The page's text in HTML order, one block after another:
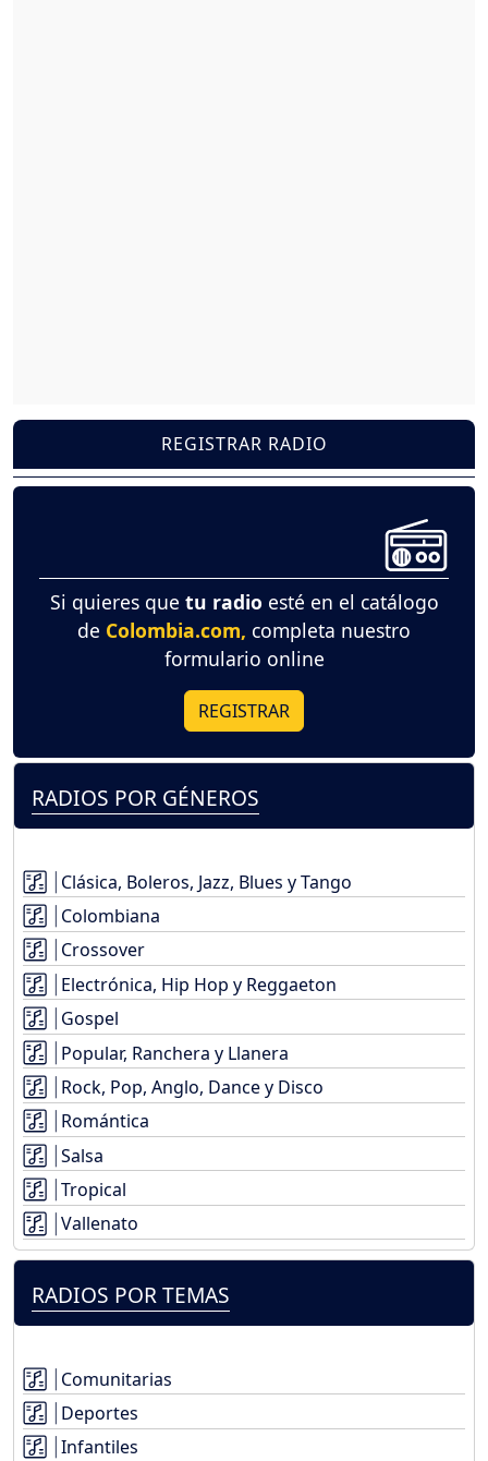
REGISTRAR RADIO
Si quieres que tu radio esté en el catálogo
de Colombia.com, completa nuestro
formulario online
REGISTRAR
RADIOS POR GÉNEROS
Clásica, Boleros, Jazz, Blues y Tango
Colombiana
Crossover
Electrónica, Hip Hop y Reggaeton
Gospel
Popular, Ranchera y Llanera
Rock, Pop, Anglo, Dance y Disco
Romántica
Salsa
Tropical
Vallenato
RADIOS POR TEMAS
Comunitarias
Deportes
Infantiles